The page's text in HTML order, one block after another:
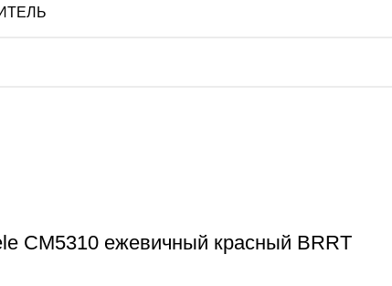
CM5310 ежевичный красный BRRT